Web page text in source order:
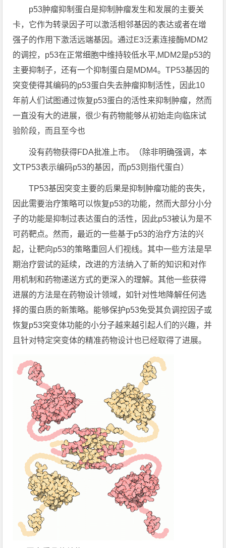
p53肿瘤抑制蛋白是抑制肿瘤发生和发展的主要关
卡，它作为转录因子可以激活相邻基因的表达或者在增
强子的作用下激活远端基因。通过E3泛素连接酶MDM2
的调控，p53在正常细胞中维持较低水平,MDM2是p53的
主要抑制子，还有一个抑制蛋白是MDM4。TP53基因的
突变使得其编码的p53蛋白失去肿瘤抑制活性，因此10
年前人们试图通过恢复p53蛋白的活性来抑制肿瘤，然而
一直没有大的进展，很少有药物能够从初始走向临床试
验阶段，而且至今也
没有药物获得FDA批准上市。（除非明确强调，本
文TP53表示编码p53的基因，而p53则指代蛋白）
TP53基因突变主要的后果是抑制肿瘤功能的丧失，
因此需要治疗策略可以恢复p53的功能，然而大部分小分
子的功能是抑制过表达蛋白的活性，因此p53被认为是不
可药靶点。然而，最近的一些基于p53的治疗方法的兴
起，让靶向p53的策略重回人们视线。其中一些方法是早
期治疗尝试的延续，改进的方法纳入了新的知识和对作
用机制和药物递送方式的更深入的理解。其他一些获得
进展的方法是在药物设计领域，如针对性地降解任何选
择的蛋白质的新策略。能够保护p53免受其负调控因子或
恢复p53突变体功能的小分子越来越引起人们的兴趣，并
且针对特定突变体的精准药物设计也已经取得了进展。